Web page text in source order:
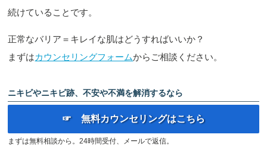
続けていることです。
正常なバリア＝キレイな肌はどうすればいいか？
まずはカウンセリングフォームからご相談ください。
ニキビやニキビ跡、不安や不満を解消するなら
☞ 無料カウンセリングはこちら
まずは無料相談から。24時間受付、メールで返信。